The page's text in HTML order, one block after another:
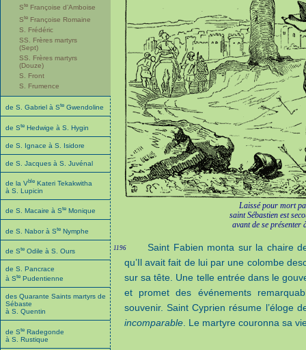
Ste Françoise d’Amboise
Ste Françoise Romaine
S. Frédéric
SS. Frères martyrs
(Sept)
SS. Frères martyrs
(Douze)
S. Front
S. Frumence
de S. Gabriel à Ste Gwendoline
de Ste Hedwige à S. Hygin
de S. Ignace à S. Isidore
de S. Jacques à S. Juvénal
de la Vble Kateri Tekakwitha
à S. Lupicin
de S. Macaire à Ste Monique
de S. Nabor à Ste Nymphe
de Ste Odile à S. Ours
de S. Pancrace
à Ste Pudentienne
des Quarante Saints martyrs de
Sébaste
à S. Quentin
de Ste Radegonde
à S. Rustique
Laissé pour mort
saint Sébastien est
avant de se présenter
1196
Saint Fabien monta sur la chaire
qu’Il avait fait de lui par une colombe
sur sa tête. Une telle entrée dans le
et promet des événements
souvenir. Saint Cyprien résume l’éloge
incomparable . Le martyre couronna sa